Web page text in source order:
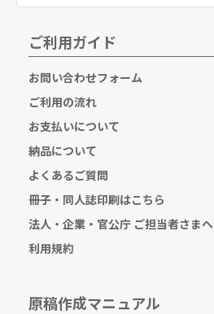
ご利用ガイド
お問い合わせフォーム
ご利用の流れ
お支払いについて
納品について
よくあるご質問
冊子・同人誌印刷はこちら
法人・企業・官公庁 ご担当者さまへ
利用規約
原稿作成マニュアル